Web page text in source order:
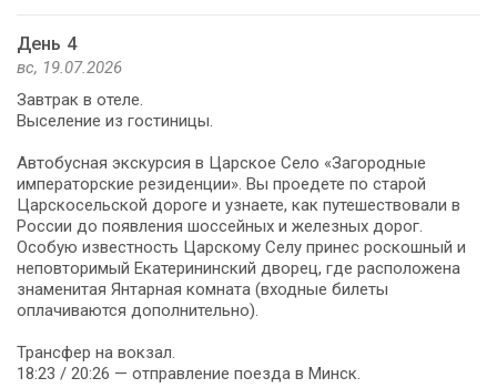
День 4
вс, 19.07.2026
Завтрак в отеле.
Выселение из гостиницы.
Автобусная экскурсия в Царское Село «Загородные
императорские резиденции». Вы проедете по старой
Царскосельской дороге и узнаете, как путешествовали в
России до появления шоссейных и железных дорог.
Особую известность Царскому Селу принес роскошный и
неповторимый Екатерининский дворец, где расположена
знаменитая Янтарная комната (входные билеты
оплачиваются дополнительно).
Трансфер на вокзал.
18:23 / 20:26 — отправление поезда в Минск.